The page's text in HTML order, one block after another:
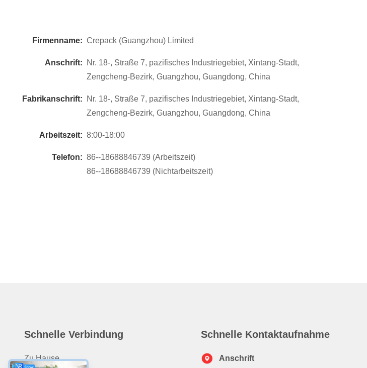
Firmenname: Crepack (Guangzhou) Limited
Anschrift:
Nr. 18-, Straße 7, pazifisches Industriegebiet, Xintang-Stadt,
Zengcheng-Bezirk, Guangzhou, Guangdong, China
Fabrikanschrift:
Nr. 18-, Straße 7, pazifisches Industriegebiet, Xintang-Stadt,
Zengcheng-Bezirk, Guangzhou, Guangdong, China
Arbeitszeit: 8:00-18:00
Telefon: 86--18688846739 (Arbeitszeit)
86--18688846739 (Nichtarbeitszeit)
Schnelle Verbindung
Zu Hause
Schnelle Kontaktaufnahme
Anschrift